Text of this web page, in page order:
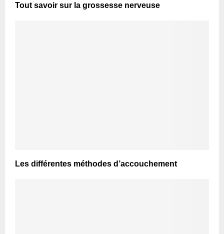
Tout savoir sur la grossesse nerveuse
Les différentes méthodes d’accouchement